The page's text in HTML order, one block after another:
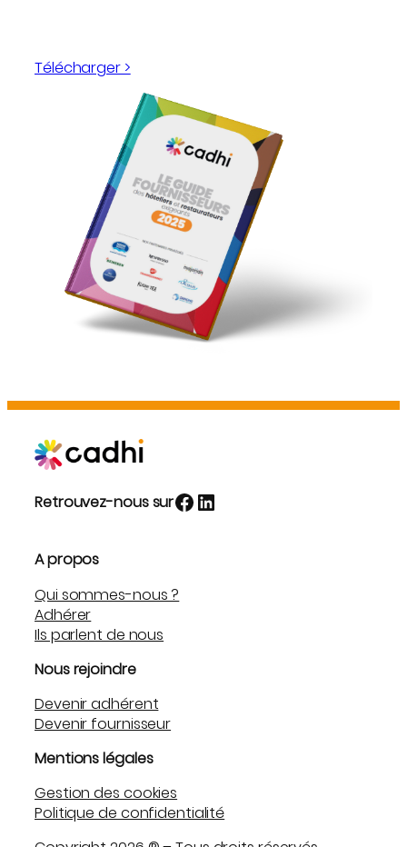
Télécharger >
Retrouvez-nous surFacebook LinkedIn
A propos
Qui sommes-nous ?
Adhérer
Ils parlent de nous
Nous rejoindre
Devenir adhérent
Devenir fournisseur
Mentions légales
Gestion des cookies
Politique de confidentialité